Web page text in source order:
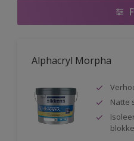
Alphacryl Morpha
Natte